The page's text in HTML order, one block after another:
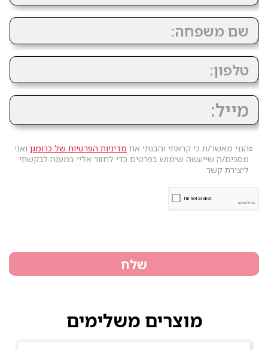
הנני מאשר/ת כי קראתי והבנתי את מדיניות הפרטיות של כרומגןואני
מסכים/ה שייעשה שימוש בפרטים כדי לחזור אליי במענה לבקשתי
ליצירת קשר
שלח
מוצרים משלימים